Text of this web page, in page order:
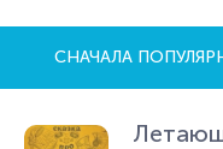
СНАЧАЛА